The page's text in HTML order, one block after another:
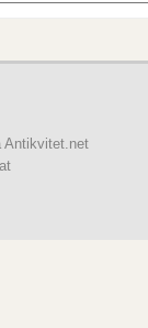
Antikvitet.net